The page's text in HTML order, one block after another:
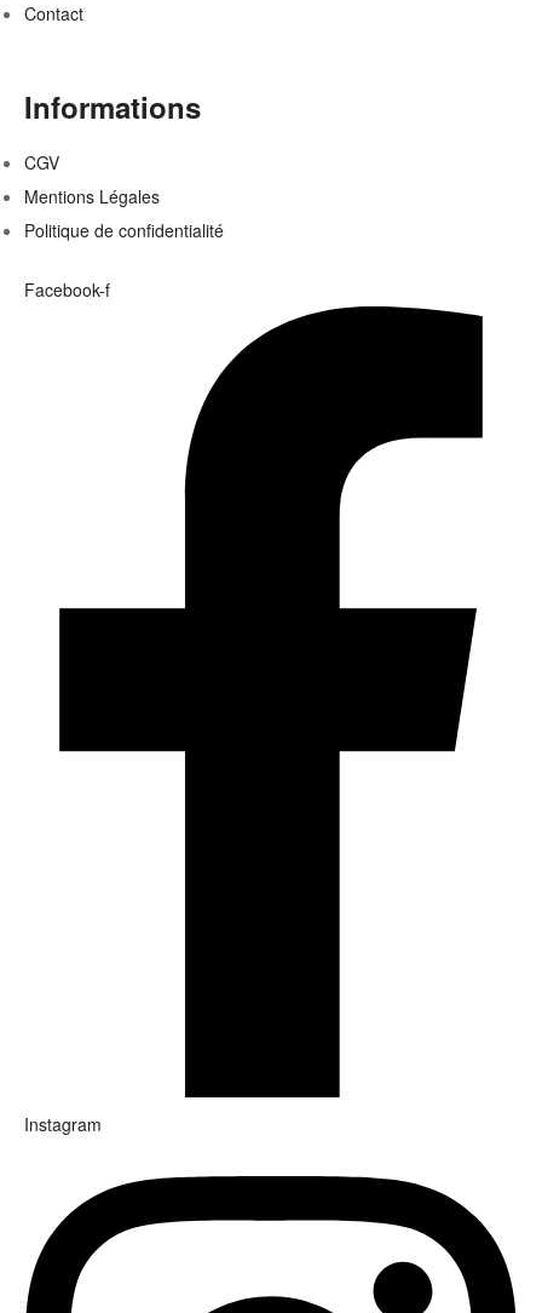
Contact
Informations
CGV
Mentions Légales
Politique de confidentialité
Facebook-f
Instagram